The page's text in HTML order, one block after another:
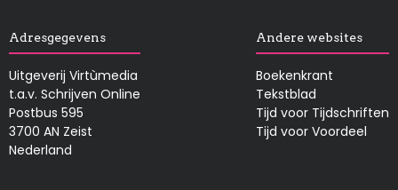
Adresgegevens
Uitgeverij Virtùmedia
t.a.v. Schrijven Online
Postbus 595
3700 AN Zeist
Nederland
Andere websites
Boekenkrant
Tekstblad
Tijd voor Tijdschriften
Tijd voor Voordeel